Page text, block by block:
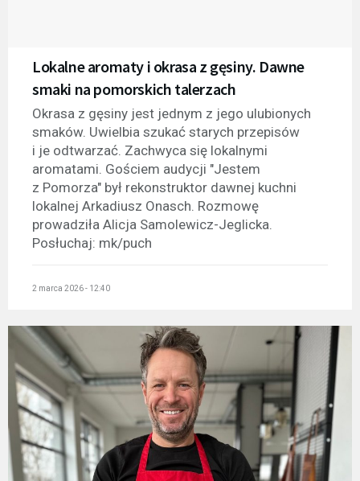
Lokalne aromaty i okrasa z gęsiny. Dawne
smaki na pomorskich talerzach
Okrasa z gęsiny jest jednym z jego ulubionych
smaków. Uwielbia szukać starych przepisów
i je odtwarzać. Zachwyca się lokalnymi
aromatami. Gościem audycji "Jestem
z Pomorza" był rekonstruktor dawnej kuchni
lokalnej Arkadiusz Onasch. Rozmowę
prowadziła Alicja Samolewicz-Jeglicka.
Posłuchaj: mk/puch
2 marca 2026 - 12:40